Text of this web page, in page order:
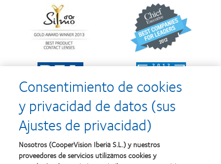
about
Premio
Silmo
mejor
con
MyDay™
Learn
more
about
2012
y
2010:
Mejor
empresa
el
desarrollo
del
liderazgo
Learn
about
2011:
Premios
a
mejor
(2011)
Learn
about
2011:
Premio
a
salud
Learn
about
2012:
Learn
more
about
2012
Premio
Consentimiento de cookies
y privacidad de datos (sus
Ajustes de privacidad)
Nosotros (CooperVision Iberia S.L.) y nuestros
proveedores de servicios utilizamos cookies y